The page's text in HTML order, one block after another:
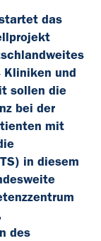
das
und
sollen die
bei der
mit
in diesem
des